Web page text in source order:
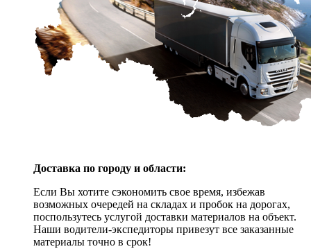
Доставка по городу и области:
Если Вы хотите сэкономить свое время, избежав
возможных очередей на складах и пробок на дорогах,
поспользутесь услугой доставки материалов на объект.
Наши водители-экспедиторы привезут все заказанные
материалы точно в срок!